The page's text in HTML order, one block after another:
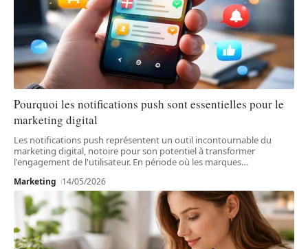
Pourquoi les notifications push sont essentielles pour le
marketing digital
Les notifications push représentent un outil incontournable du
marketing digital, notoire pour son potentiel à transformer
l'engagement de l'utilisateur. En période où les marques…
Marketing 14/05/2026